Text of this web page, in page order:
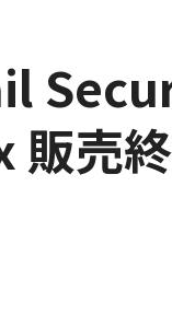
売